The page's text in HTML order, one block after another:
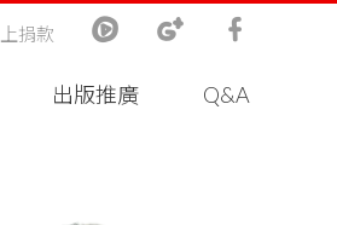
出版推廣 Q&A
捐款